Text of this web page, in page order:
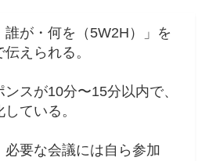
誰が・何を（5W2H）」を
えられる。
スが10分〜15分以内で、
ている。
要な会議には自ら参加